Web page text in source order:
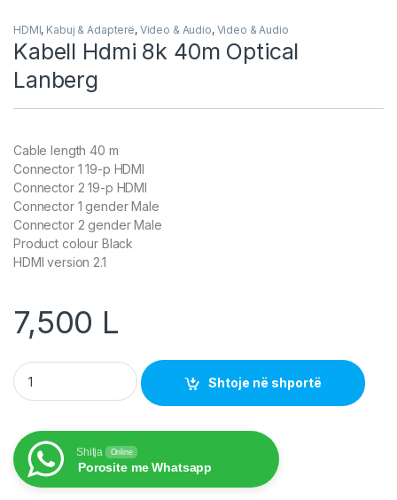
HDMI, Kabuj & Adapterë, Video & Audio, Video & Audio
Kabell Hdmi 8k 40m Optical
Lanberg
Cable length 40 m
Connector 1 19-p HDMI
Connector 2 19-p HDMI
Connector 1 gender Male
Connector 2 gender Male
Product colour Black
HDMI version 2.1
7,500 L
Kabell Hdmi 8k 40m Optical Lanberg quantity
Shtoje në shportë
Shitja Online
Porosite me Whatsapp